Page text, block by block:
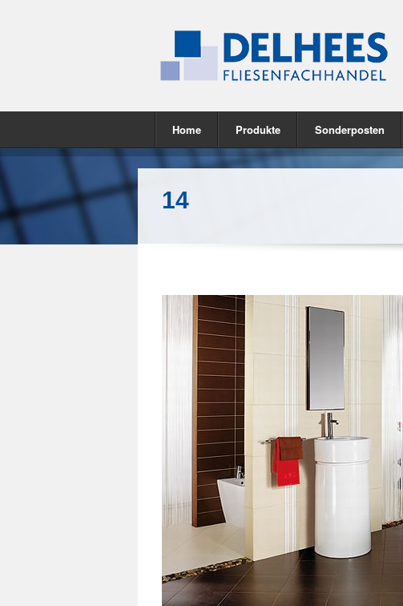
Home Produkte Sonderposten
14